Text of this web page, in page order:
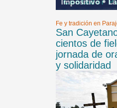
Fe y tradición en
San
cientos de
jornada de
y solidaridad